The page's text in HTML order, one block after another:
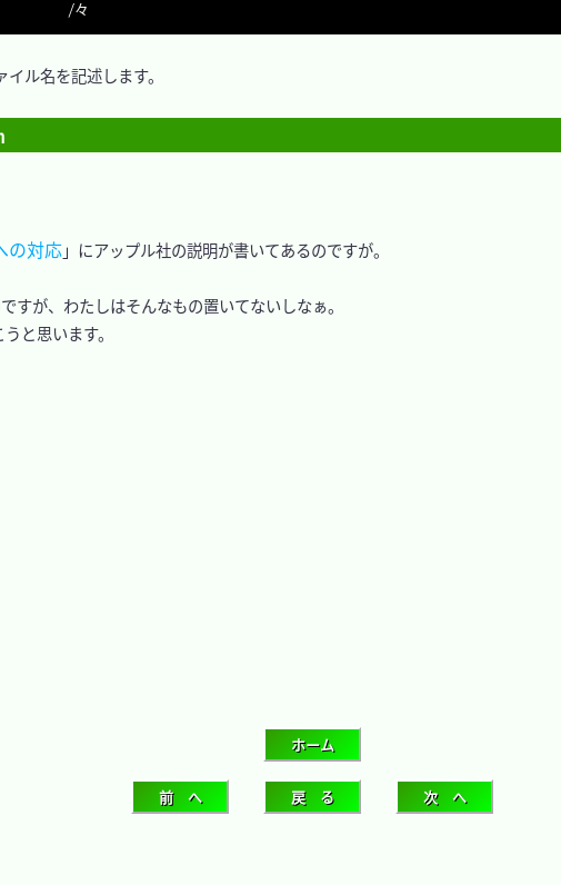
ル名を記述します。
の対応」にアップル社の説明が書いてあるのですが。
が、わたしはそんなもの置いてないしなぁ。
と思います。